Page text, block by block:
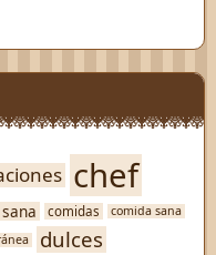
chef
comidas comida sana
dulces